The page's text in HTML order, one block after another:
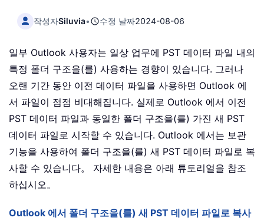
작성자Siluvia• 수정 날짜2024-08-06
일부 Outlook 사용자는 일상 업무에 PST 데이터 파일 내의
특정 폴더 구조을(를) 사용하는 경향이 있습니다. 그러나
오랜 기간 동안 이전 데이터 파일을 사용하면 Outlook 에
서 파일이 점점 비대해집니다. 실제로 Outlook 에서 이전
PST 데이터 파일과 동일한 폴더 구조을(를) 가진 새 PST
데이터 파일로 시작할 수 있습니다. Outlook 에서는 보관
기능을 사용하여 폴더 구조을(를) 새 PST 데이터 파일로 복
사할 수 있습니다。 자세한 내용은 아래 튜토리얼을 참조
하십시오。
Outlook 에서 폴더 구조을(를) 새 PST 데이터 파일로 복사